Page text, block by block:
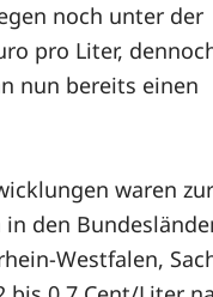
noch unter der
pro Liter,
nun bereits einen
waren zur
den
Westfalen,